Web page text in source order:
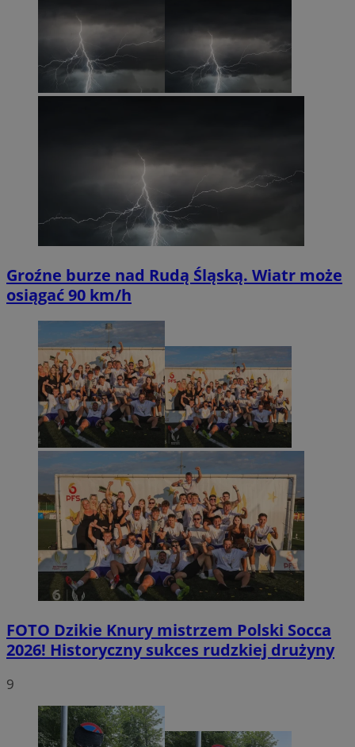
Groźne burze nad Rudą Śląską. Wiatr może
osiągać 90 km/h
FOTO Dzikie Knury mistrzem Polski Socca
2026! Historyczny sukces rudzkiej drużyny
9